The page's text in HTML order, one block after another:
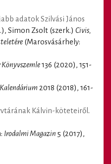
adatok Szilvási János
Simon Zsolt (szerk.) Civis,
(Marosvásárhely:
136 (2020), 151-
2018 (2018), 161-
Kálvin-köteteiről .
Irodalmi Magazin 5 (2017),